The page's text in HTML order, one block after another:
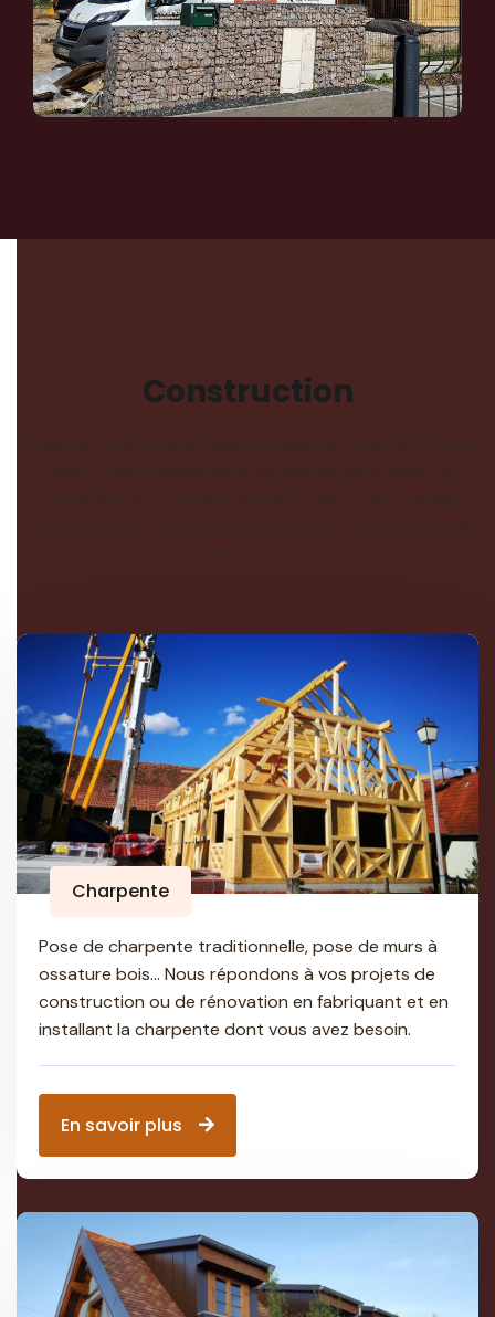
Construction
Charpente
Pose de charpente traditionnelle, pose de murs à
ossature bois… Nous répondons à vos projets de
construction ou de rénovation en fabriquant et en
installant la charpente dont vous avez besoin.
En savoir plus